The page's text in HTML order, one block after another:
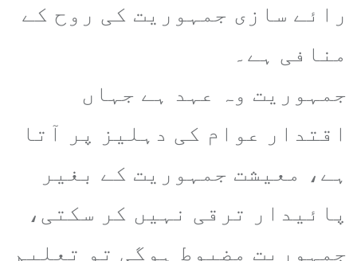
رائے سازی جمہوریت کی روح کے
منافی ہے۔
جمہوریت وہ عہد ہے جہاں
اقتدار عوام کی دہلیز پر آتا
ہے، معیشت جمہوریت کے بغیر
پائیدار ترقی نہیں کر سکتی،
جمہوریت مضبوط ہوگی تو تعلیم